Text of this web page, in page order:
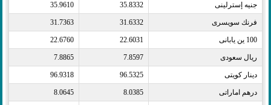
جنيه إسترلينى​ 35.8332
35.9610
فرنك سويسرى​ 31.6332
31.7363
100 ين يابانى​ 22.6031
22.6760
ريال سعودى​ 7.8597
7.8865
دينار كويتى​ 96.5325
96.9318
درهم اماراتى​ 8.0385
8.0645